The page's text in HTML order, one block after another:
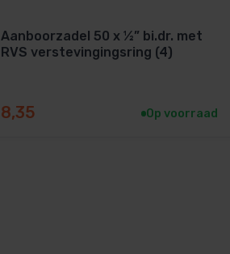
Aanboorzadel 50 x ½” bi.dr. met
RVS verstevingingsring (4)
8,35 Op voorraad